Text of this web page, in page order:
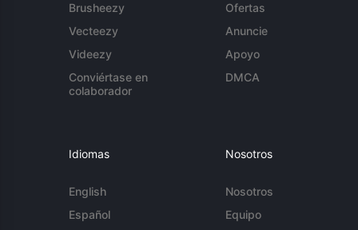
Brusheezy
Vecteezy
Videezy
Conviértase en
colaborador
Ofertas
Anuncie
Apoyo
DMCA
Idiomas
English
Español
Nosotros
Nosotros
Equipo